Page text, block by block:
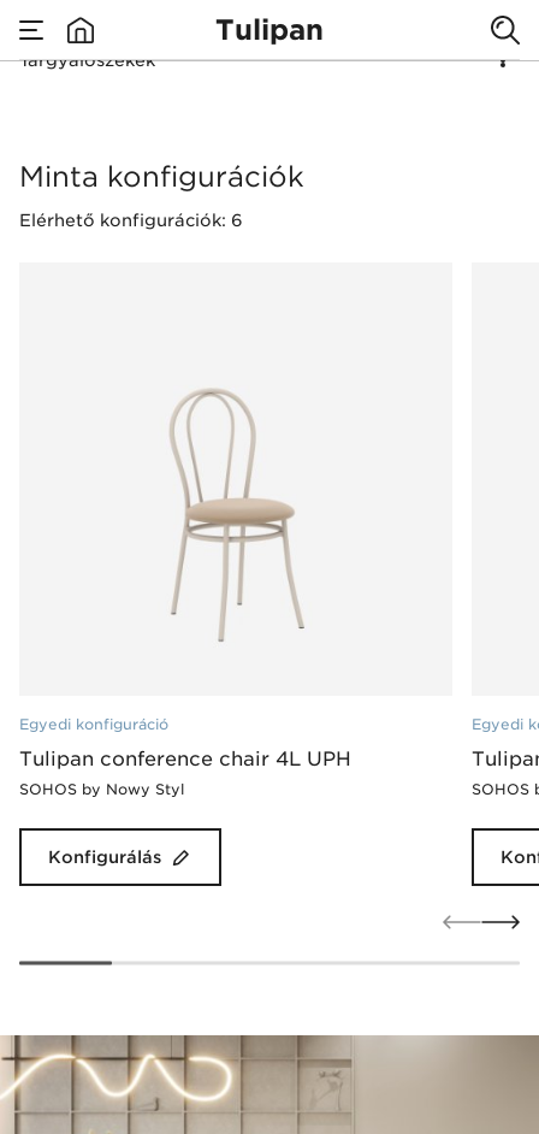
Tulipan
Tárgyalószékek
Tárgyalószékek
Minta konfigurációk
Elérhető konfigurációk: 6
Egyedi konfiguráció
Tulipan conference chair 4L UPH
SOHOS by Nowy Styl
Konfigurálás
Egyedi
SOHOS